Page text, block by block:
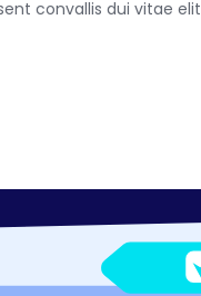
convallis dui vitae elit